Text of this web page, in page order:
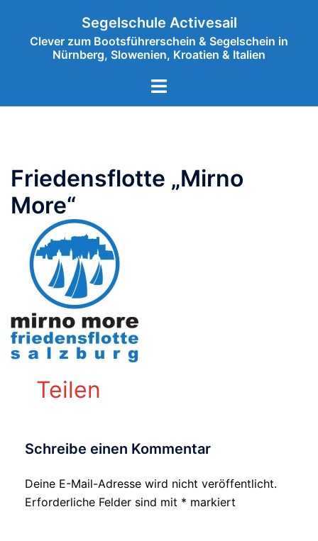
springen
Segelschule Activesail
Clever zum Bootsführerschein & Segelschein in
Nürnberg, Slowenien, Kroatien & Italien
Menü
Friedensflotte „Mirno
More“
Teilen
Schreibe einen Kommentar
Deine E-Mail-Adresse wird nicht veröffentlicht.
Erforderliche Felder sind mit * markiert
Alternative: